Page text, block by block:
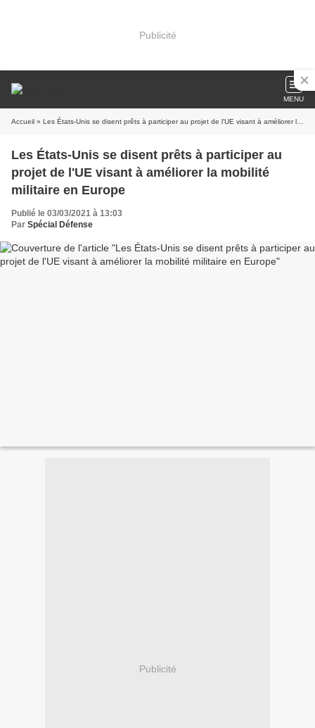
Publicité
MENU
Accueil » Les États-Unis se disent prêts à participer au projet de l'UE visant à améliorer la mobilité militaire en Europe
Les États-Unis se disent prêts à participer au
projet de l'UE visant à améliorer la mobilité
militaire en Europe
Publié le 03/03/2021 à 13:03
Par Spécial Défense
Publicité